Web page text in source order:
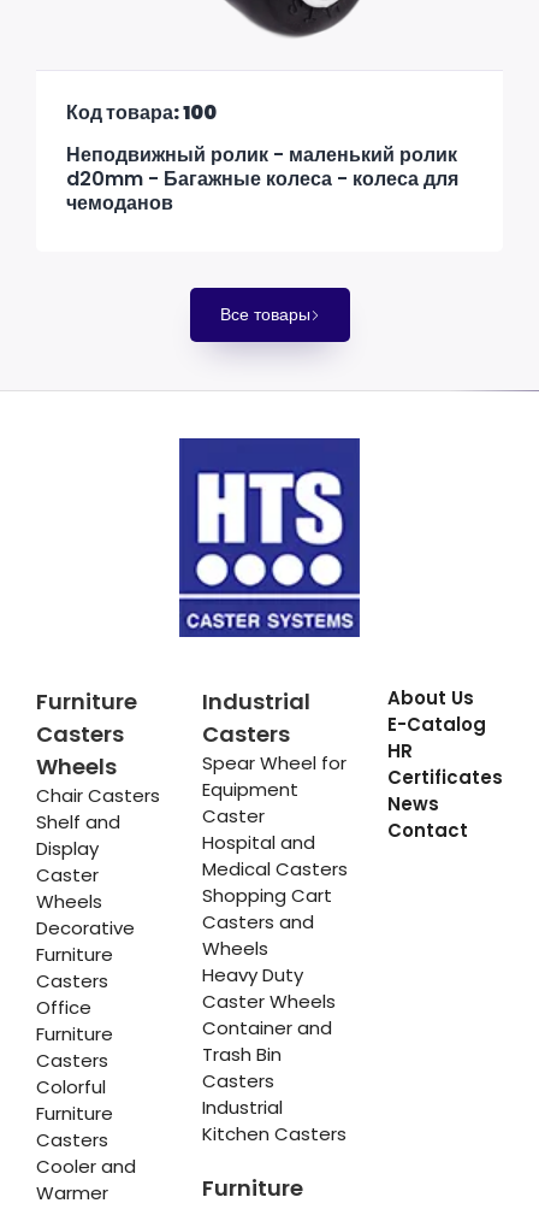
Код товара: 100
Неподвижный ролик - маленький ролик
d20mm - Багажные колеса - колеса для
чемоданов
Все товары
Furniture
Casters
Wheels
Chair Casters
Shelf and
Display
Caster
Wheels
Decorative
Furniture
Casters
Office
Furniture
Casters
Colorful
Furniture
Casters
Cooler and
Warmer
Industrial
Casters
Spear Wheel for
Equipment
Caster
Hospital and
Medical Casters
Shopping Cart
Casters and
Wheels
Heavy Duty
Caster Wheels
Container and
Trash Bin
Casters
Industrial
Kitchen Casters
Furniture
About Us
E-Catalog
HR
Certificates
News
Contact